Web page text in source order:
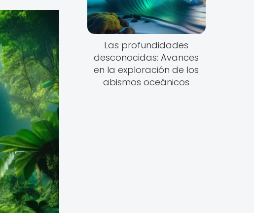
Las profundidades
desconocidas: Avances
en la exploración de los
abismos oceánicos